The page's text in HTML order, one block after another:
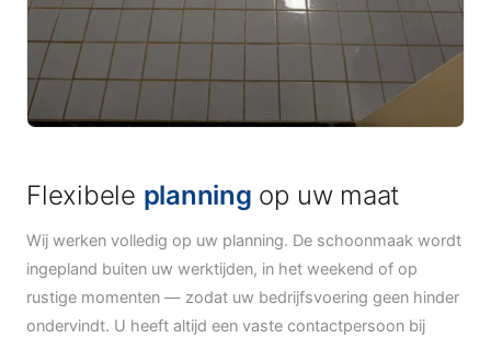
Flexibele planning op uw maat
Wij werken volledig op uw planning. De schoonmaak wordt
ingepland buiten uw werktijden, in het weekend of op
rustige momenten — zodat uw bedrijfsvoering geen hinder
ondervindt. U heeft altijd een vaste contactpersoon bij